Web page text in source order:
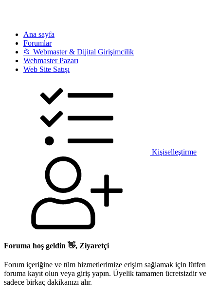
Ana sayfa
Forumlar
📂 Webmaster & Dijital Girişimcilik
Webmaster Pazarı
Web Site Satışı
Kişiselleştirme
Foruma hoş geldin 👋, Ziyaretçi
Forum içeriğine ve tüm hizmetlerimize erişim sağlamak için lütfen
foruma kayıt olun veya giriş yapın. Üyelik tamamen ücretsizdir ve
sadece birkaç dakikanızı alır.